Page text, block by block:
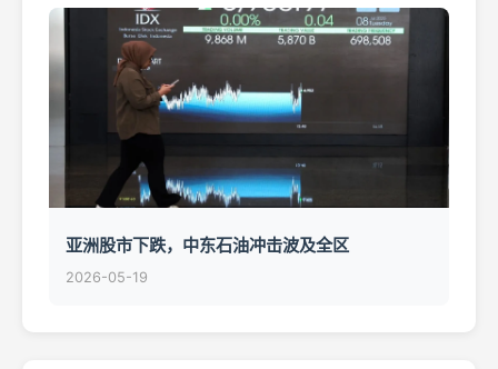
亚洲股市下跌，中东石油冲击波及全区
2026-05-19